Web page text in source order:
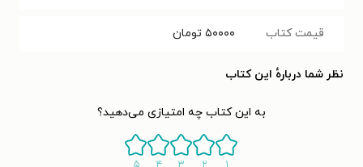
قیمت کتاب ۵۰۰۰۰ تومان
نظر شما دربارهٔ این کتاب
به این کتاب چه امتیازی می‌دهید؟